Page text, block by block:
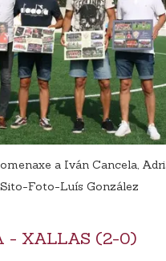
a Iván Cancela,
Sito-Foto-Luís González
- XALLAS (2-0)